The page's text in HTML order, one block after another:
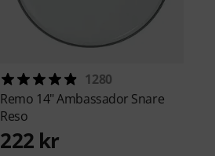
1280
Remo 14" Ambassador Snare
Reso
222 kr